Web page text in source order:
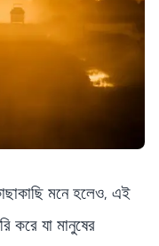
মনে হলেও, এই
যা মানুষের